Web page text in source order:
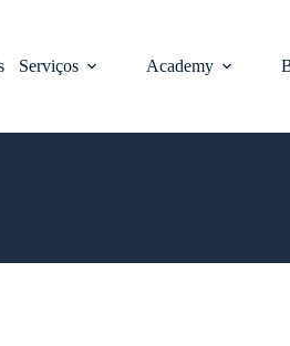
Serviços Academy